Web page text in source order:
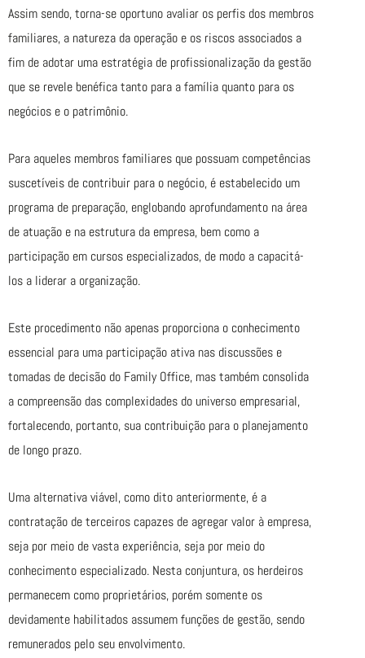
Assim sendo, torna-se oportuno avaliar os perfis dos membros
familiares, a natureza da operação e os riscos associados a
fim de adotar uma estratégia de profissionalização da gestão
que se revele benéfica tanto para a família quanto para os
negócios e o patrimônio.
Para aqueles membros familiares que possuam competências
suscetíveis de contribuir para o negócio, é estabelecido um
programa de preparação, englobando aprofundamento na área
de atuação e na estrutura da empresa, bem como a
participação em cursos especializados, de modo a capacitá-
los a liderar a organização.
Este procedimento não apenas proporciona o conhecimento
essencial para uma participação ativa nas discussões e
tomadas de decisão do Family Office, mas também consolida
a compreensão das complexidades do universo empresarial,
fortalecendo, portanto, sua contribuição para o planejamento
de longo prazo.
Uma alternativa viável, como dito anteriormente, é a
contratação de terceiros capazes de agregar valor à empresa,
seja por meio de vasta experiência, seja por meio do
conhecimento especializado. Nesta conjuntura, os herdeiros
permanecem como proprietários, porém somente os
devidamente habilitados assumem funções de gestão, sendo
remunerados pelo seu envolvimento.